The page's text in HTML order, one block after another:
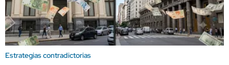
Estrategias contradictorias